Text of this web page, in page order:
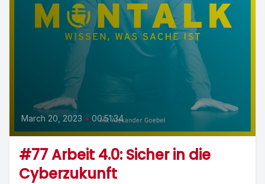
March 20, 2023 • 00:51:34
#77 Arbeit 4.0: Sicher in die
Cyberzukunft